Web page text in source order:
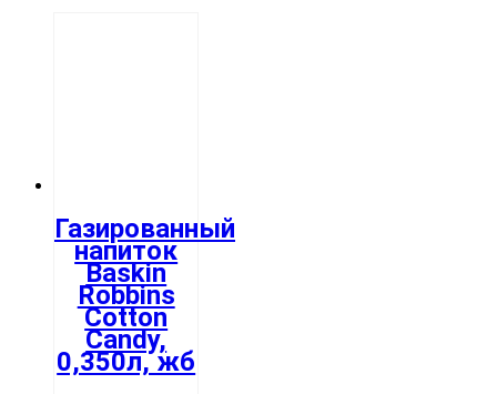
Газированный
напиток
Baskin
Robbins
Cotton
Candy,
0,350л, жб